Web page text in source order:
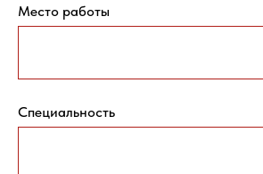
Место работы
Специальность